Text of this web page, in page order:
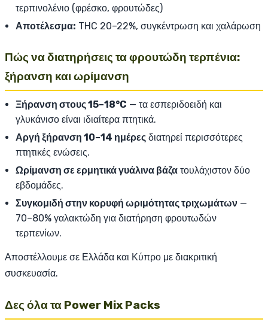
τερπινολένιο (φρέσκο, φρουτώδες)
Αποτέλεσμα: THC 20–22%, συγκέντρωση και χαλάρωση
Πώς να διατηρήσεις τα φρουτώδη τερπένια:
ξήρανση και ωρίμανση
Ξήρανση στους 15–18°C — τα εσπεριδοειδή και
γλυκάνισο είναι ιδιαίτερα πτητικά.
Αργή ξήρανση 10–14 ημέρες διατηρεί περισσότερες
πτητικές ενώσεις.
Ωρίμανση σε ερμητικά γυάλινα βάζα τουλάχιστον δύο
εβδομάδες.
Συγκομιδή στην κορυφή ωριμότητας τριχωμάτων —
70–80% γαλακτώδη για διατήρηση φρουτωδών
τερπενίων.
Αποστέλλουμε σε Ελλάδα και Κύπρο με διακριτική
συσκευασία.
Δες όλα τα Power Mix Packs